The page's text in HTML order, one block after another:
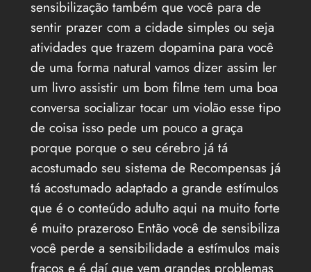
sensibilização também que você para de
sentir prazer com a cidade simples ou seja
atividades que trazem dopamina para você
de uma forma natural vamos dizer assim ler
um livro assistir um bom filme tem uma boa
conversa socializar tocar um violão esse tipo
de coisa isso pede um pouco a graça
porque porque o seu cérebro já tá
acostumado seu sistema de Recompensas já
tá acostumado adaptado a grande estímulos
que é o conteúdo adulto aqui na muito forte
é muito prazeroso Então você de sensibiliza
você perde a sensibilidade a estímulos mais
fracos e é daí que vem grandes problemas